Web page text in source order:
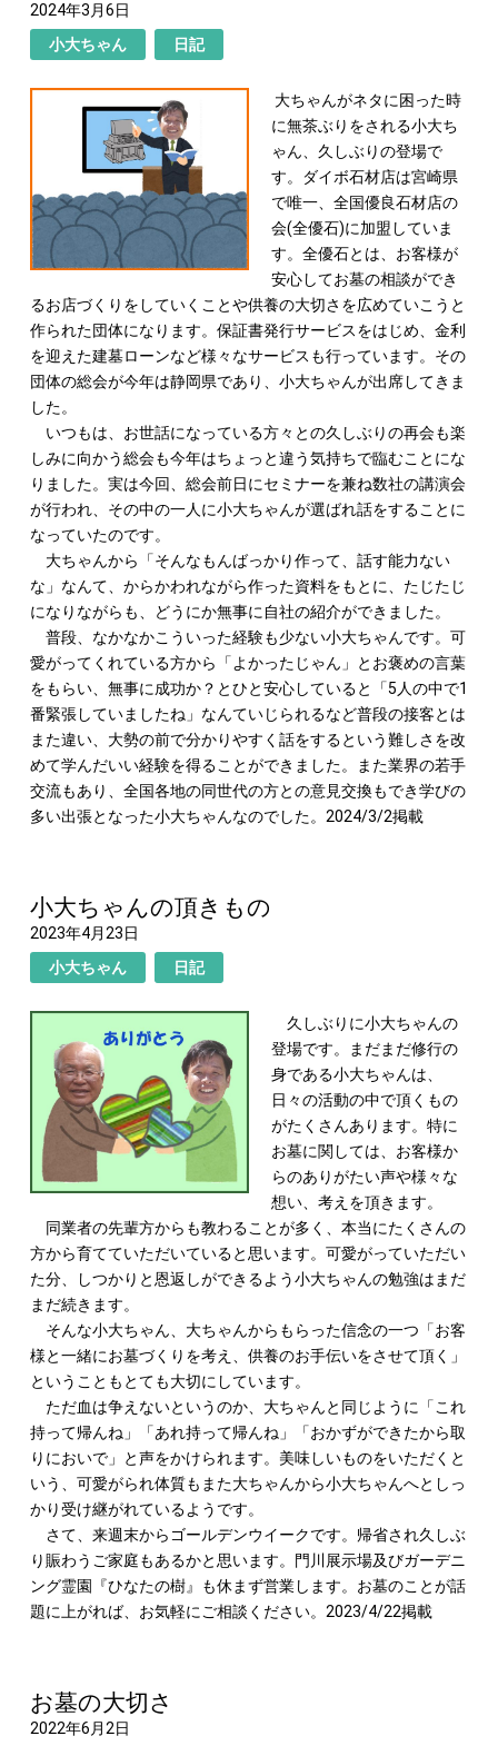
2024年3月6日
小大ちゃん
日記
大ちゃんがネタに困った時
に無茶ぶりをされる小大ち
ゃん、久しぶりの登場で
す。ダイボ石材店は宮崎県
で唯一、全国優良石材店の
会(全優石)に加盟していま
す。全優石とは、お客様が
安心してお墓の相談ができ
るお店づくりをしていくことや供養の大切さを広めていこうと
作られた団体になります。保証書発行サービスをはじめ、金利
を迎えた建墓ローンなど様々なサービスも行っています。その
団体の総会が今年は静岡県であり、小大ちゃんが出席してきま
した。
いつもは、お世話になっている方々との久しぶりの再会も楽
しみに向かう総会も今年はちょっと違う気持ちで臨むことにな
りました。実は今回、総会前日にセミナーを兼ね数社の講演会
が行われ、その中の一人に小大ちゃんが選ばれ話をすることに
なっていたのです。
大ちゃんから「そんなもんばっかり作って、話す能力ない
な」なんて、からかわれながら作った資料をもとに、たじたじ
になりながらも、どうにか無事に自社の紹介ができました。
普段、なかなかこういった経験も少ない小大ちゃんです。可
愛がってくれている方から「よかったじゃん」とお褒めの言葉
をもらい、無事に成功か？とひと安心していると「5人の中で1
番緊張していましたね」なんていじられるなど普段の接客とは
また違い、大勢の前で分かりやすく話をするという難しさを改
めて学んだいい経験を得ることができました。また業界の若手
交流もあり、全国各地の同世代の方との意見交換もでき学びの
多い出張となった小大ちゃんなのでした。2024/3/2掲載
小大ちゃんの頂きもの
2023年4月23日
小大ちゃん
日記
久しぶりに小大ちゃんの
登場です。まだまだ修行の
身である小大ちゃんは、
日々の活動の中で頂くもの
がたくさんあります。特に
お墓に関しては、お客様か
らのありがたい声や様々な
想い、考えを頂きます。
同業者の先輩方からも教わることが多く、本当にたくさんの
方から育てていただいていると思います。可愛がっていただい
た分、しつかりと恩返しができるよう小大ちゃんの勉強はまだ
まだ続きます。
そんな小大ちゃん、大ちゃんからもらった信念の一つ「お客
様と一緒にお墓づくりを考え、供養のお手伝いをさせて頂く」
ということもとても大切にしています。
ただ血は争えないというのか、大ちゃんと同じように「これ
持って帰んね」「あれ持って帰んね」「おかずができたから取
りにおいで」と声をかけられます。美味しいものをいただくと
いう、可愛がられ体質もまた大ちゃんから小大ちゃんへとしっ
かり受け継がれているようです。
さて、来週末からゴールデンウイークです。帰省され久しぶ
り賑わうご家庭もあるかと思います。門川展示場及びガーデニ
ング霊園『ひなたの樹』も休まず営業します。お墓のことが話
題に上がれば、お気軽にご相談ください。2023/4/22掲載
お墓の大切さ
2022年6月2日